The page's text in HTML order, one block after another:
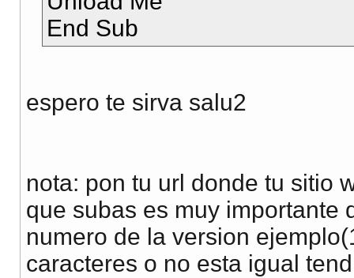
End Sub
espero te sirva salu2
nota: pon tu url donde tu sitio
que subas es muy importante
numero de la version
caracteres o no esta igual